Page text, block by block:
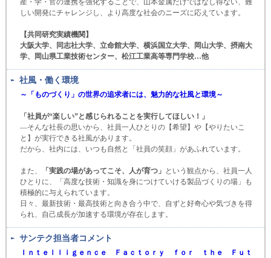
しい開発にチャレンジし、より高度な社会のニーズに応えています。
【共同研究実績機関】
大阪大学、同志社大学、立命館大学、横浜国立大学、岡山大学、摂南大
学、岡山県工業技術センター、松江工業高等専門学校…他
社風・働く環境
～「ものづくり」の世界の追求者には、魅力的な社風と環境～
「社員が“楽しい”と感じられることを実行してほしい！」
―そんな社長の思いから、社員一人ひとりの【希望】や【やりたいこ
と】が実行できる社風があります。
だから、社内には、いつも自然と「社員の笑顔」があふれています。
また、 「実践の場があってこそ、人が育つ」 という観点から、社員一人
ひとりに、「高度な技術・知識を身につけていける製品づくりの場」も
積極的に与えられています。
日々、最新技術・最高技術と向き合う中で、自ずと好奇心や気づきを得
られ、自己成長が加速する環境が存在します。
サンテク担当者コメント
Ｉｎｔｅｌｌｉｇｅｎｃｅ Ｆａｃｔｏｒｙ ｆｏｒ ｔｈｅ Ｆｕｔ